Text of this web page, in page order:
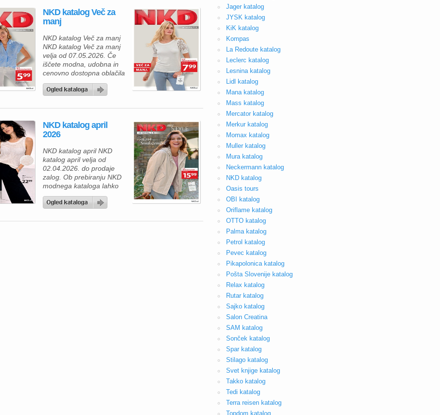
NKD katalog Več za
manj
NKD katalog Več za manj
NKD katalog Več za manj
velja od 07.05.2026. Če
iščete modna, udobna in
cenovno dostopna oblačila
za vsakdan, vas bo NKD
aktualna ponudba trgovine
Kolekcija prinaša lahkotne
in prijetne barve, ki so
popolna izbira za
Posebej izstopajo izdelki iz
lana […]
NKD katalog april
2026
NKD katalog april NKD
katalog april velja od
02.04.2026. do prodaje
zalog. Ob prebiranju NKD
modnega kataloga lahko
hitro opazite, da gre za
zelo privlačno ponudbo
sodobni kroji, udobni
Jager katalog
JYSK katalog
KiK katalog
Kompas
La Redoute katalog
Leclerc katalog
Lesnina katalog
Lidl katalog
Mana katalog
Mass katalog
Mercator katalog
Merkur katalog
Momax katalog
Muller katalog
Mura katalog
Neckermann katalog
NKD katalog
Oasis tours
OBI katalog
Oriflame katalog
OTTO katalog
Palma katalog
Petrol katalog
Pevec katalog
Pikapolonica katalog
Pošta Slovenije katalog
Relax katalog
Rutar katalog
Sajko katalog
Salon Creatina
SAM katalog
Sonček katalog
Spar katalog
Stilago katalog
Svet knjige katalog
Takko katalog
Tedi katalog
Terra reisen katalog
Topdom katalog